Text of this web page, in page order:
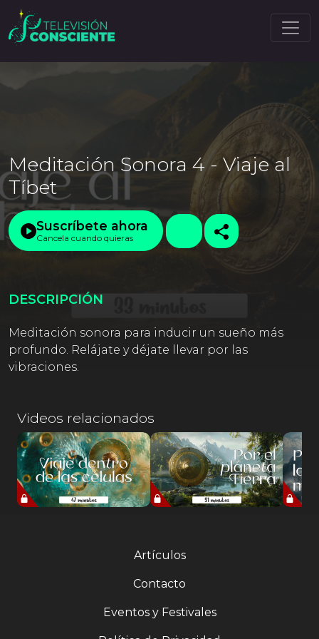
Meditación Sonora 4 - Viaje al
Tíbet
Suscríbete ahora
Cancela cuando quieras
DESCRIPCIÓN
Meditación sonora para inducir un sueño más
profundo. Relájate y déjate llevar por las
vibraciones.
Videos relacionados
Artículos
Contacto
Eventos y Festivales